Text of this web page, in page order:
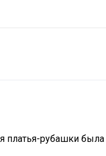
платья-рубашки была